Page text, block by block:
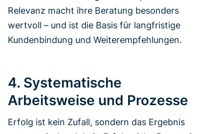
Relevanz macht ihre Beratung besonders
wertvoll – und ist die Basis für langfristige
Kundenbindung und Weiterempfehlungen.
4. Systematische
Arbeitsweise und Prozesse
Erfolg ist kein Zufall, sondern das Ergebnis